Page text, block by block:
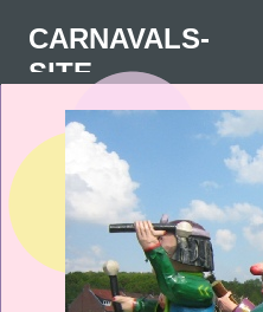
CARNAVALS-
SITE